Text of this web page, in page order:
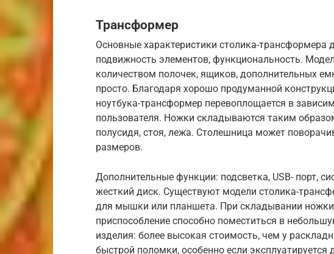
Трансформер
Основные характеристики столика-трансформера
подвижность элементов, функциональность.
количеством полочек, ящиков, дополнительных
просто. Благодаря хорошо продуманной
ноутбука-трансформер перевоплощается в
пользователя. Ножки складываются таким
полусидя, стоя, лежа. Столешница может
размеров.
Дополнительные функции: подсветка, USB- порт,
жесткий диск. Существуют модели столика-
для мышки или планшета. При складывании
приспособление способно поместиться в
изделия: более высокая стоимость, чем у
быстрой поломки, особенно если эксплуатируется